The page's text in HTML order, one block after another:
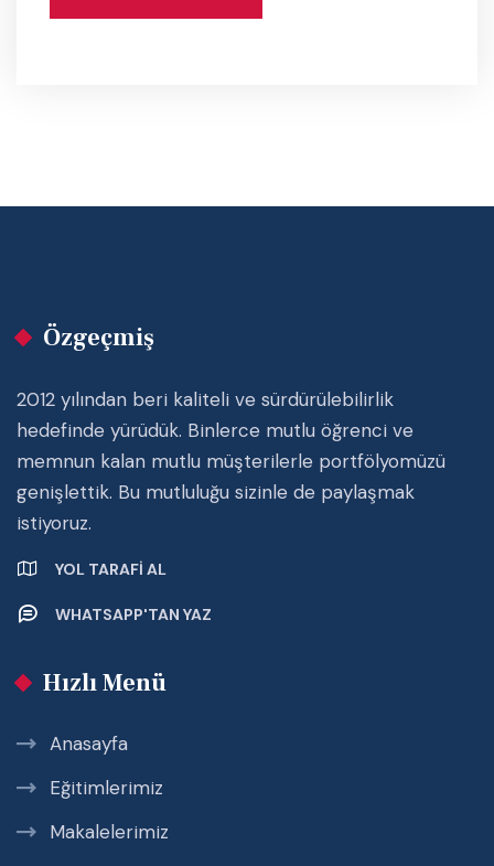
Özgeçmiş
2012 yılından beri kaliteli ve sürdürülebilirlik
hedefinde yürüdük. Binlerce mutlu öğrenci ve
memnun kalan mutlu müşterilerle portfölyomüzü
genişlettik. Bu mutluluğu sizinle de paylaşmak
istiyoruz.
YOL TARAFI AL
WHATSAPP'TAN YAZ
Hızlı Menü
Anasayfa
Eğitimlerimiz
Makalelerimiz